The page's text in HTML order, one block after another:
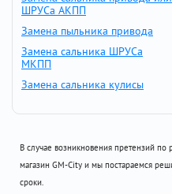
ШРУСа АКПП
Замена пыльника привода
Замена сальника ШРУСа
МКПП
Замена сальника кулисы
В случае возникновения претензий по
магазин GM-City и мы постараемся
сроки.